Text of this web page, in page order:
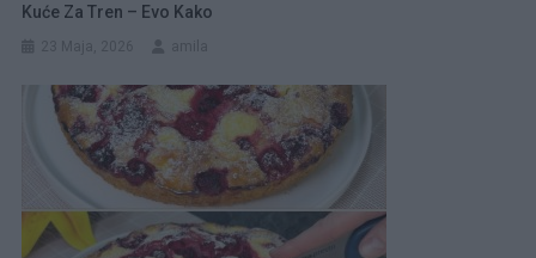
Kuće Za Tren – Evo Kako